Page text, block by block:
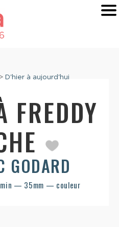
> D'hier à aujourd'hui
FREDDY
GODARD
— 35mm — couleur